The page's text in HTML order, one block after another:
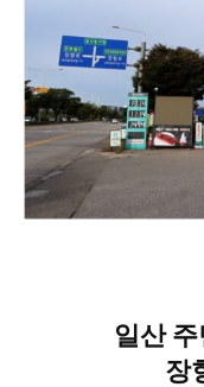
일산
장